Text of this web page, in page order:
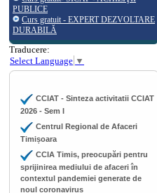
PUBLICE
Curs gratuit - EXPERT DEZVOLTARE
DURABILĂ
Traducere:
Select Language ▼
CCIAT - Sinteza activitatii CCIAT
2026 - Sem I
Centrul Regional de Afaceri
Timișoara
CCIA Timis, preocupări pentru
sprijinirea mediului de afaceri în
contextul pandemiei generate de
noul coronavirus